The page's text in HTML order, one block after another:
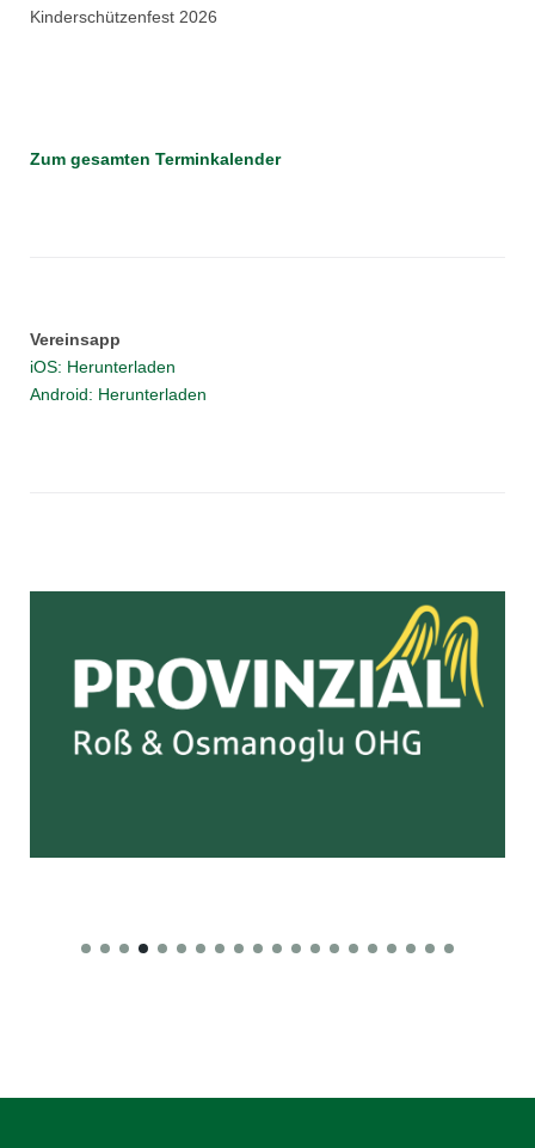
Kinderschützenfest 2026
Zum gesamten Terminkalender
Vereinsapp
iOS: Herunterladen
Android: Herunterladen